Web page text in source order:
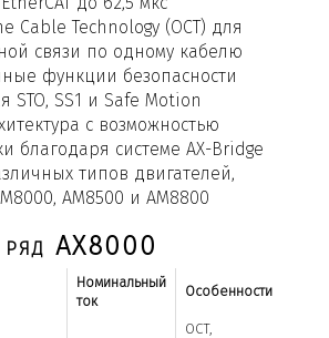
Cable Technology (OCT) для
связи по одному кабелю
функции безопасности
STO, SS1 и Safe Motion
с возможностью
благодаря системе AX-Bridge
типов двигателей,
AM8500 и AM8800
AX8000
Номинальный
ток
Особенности
OCT,